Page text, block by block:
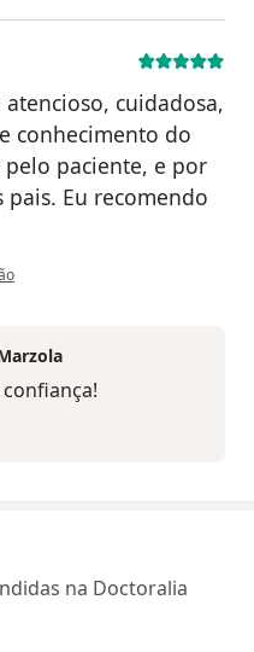
cuidadosa,
conhecimento do
paciente, e por
pais. Eu recomendo
paciente
na Doctoralia